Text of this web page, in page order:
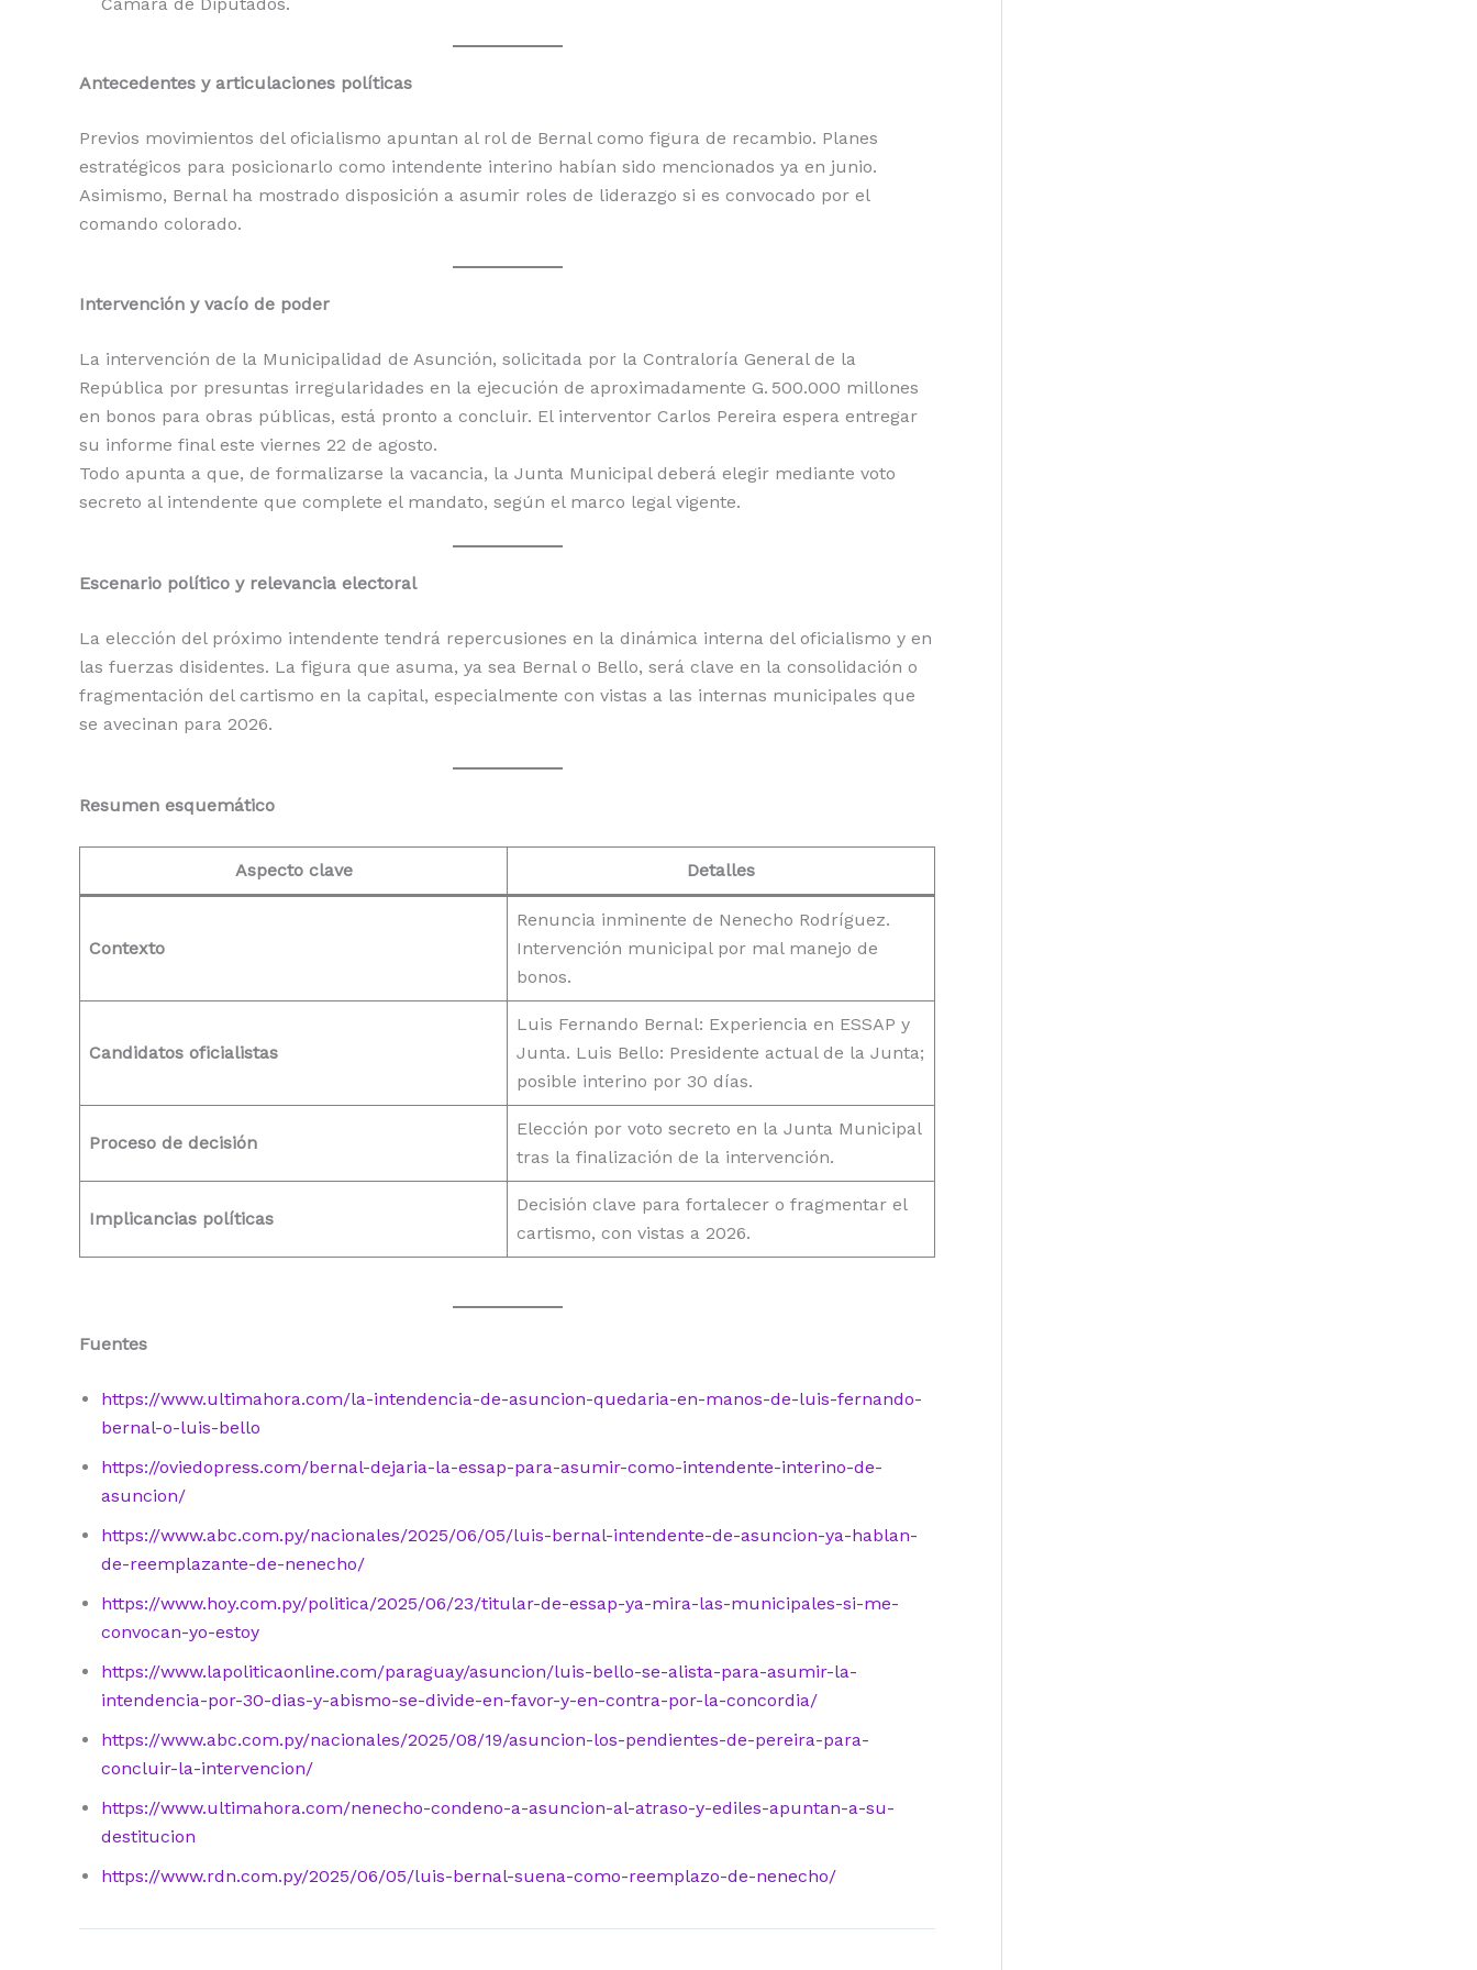
Antecedentes y articulaciones políticas
Previos movimientos del oficialismo apuntan al rol de Bernal como figura de recambio. Planes
estratégicos para posicionarlo como intendente interino habían sido mencionados ya en junio.
Asimismo, Bernal ha mostrado disposición a asumir roles de liderazgo si es convocado por el
comando colorado.
Intervención y vacío de poder
La intervención de la Municipalidad de Asunción, solicitada por la Contraloría General de la
República por presuntas irregularidades en la ejecución de aproximadamente G. 500.000 millones
en bonos para obras públicas, está pronto a concluir. El interventor Carlos Pereira espera entregar
su informe final este viernes 22 de agosto.
Todo apunta a que, de formalizarse la vacancia, la Junta Municipal deberá elegir mediante voto
secreto al intendente que complete el mandato, según el marco legal vigente.
Escenario político y relevancia electoral
La elección del próximo intendente tendrá repercusiones en la dinámica interna del oficialismo y en
las fuerzas disidentes. La figura que asuma, ya sea Bernal o Bello, será clave en la consolidación o
fragmentación del cartismo en la capital, especialmente con vistas a las internas municipales que
se avecinan para 2026.
Resumen esquemático
Aspecto clave Detalles
Contexto
Renuncia inminente de Nenecho Rodríguez.
Intervención municipal por mal manejo de
bonos.
Candidatos oficialistas
Luis Fernando Bernal: Experiencia en ESSAP y
Junta. Luis Bello: Presidente actual de la Junta;
posible interino por 30 días.
Proceso de decisión
Elección por voto secreto en la Junta Municipal
tras la finalización de la intervención.
Implicancias políticas
Decisión clave para fortalecer o fragmentar el
cartismo, con vistas a 2026.
Fuentes
https://www.ultimahora.com/la-intendencia-de-asuncion-quedaria-en-manos-de-luis-fernando-
bernal-o-luis-bello
https://oviedopress.com/bernal-dejaria-la-essap-para-asumir-como-intendente-interino-de-
asuncion/
https://www.abc.com.py/nacionales/2025/06/05/luis-bernal-intendente-de-asuncion-ya-hablan-
de-reemplazante-de-nenecho/
https://www.hoy.com.py/politica/2025/06/23/titular-de-essap-ya-mira-las-municipales-si-me-
convocan-yo-estoy
https://www.lapoliticaonline.com/paraguay/asuncion/luis-bello-se-alista-para-asumir-la-
intendencia-por-30-dias-y-abismo-se-divide-en-favor-y-en-contra-por-la-concordia/
https://www.abc.com.py/nacionales/2025/08/19/asuncion-los-pendientes-de-pereira-para-
concluir-la-intervencion/
https://www.ultimahora.com/nenecho-condeno-a-asuncion-al-atraso-y-ediles-apuntan-a-su-
destitucion
https://www.rdn.com.py/2025/06/05/luis-bernal-suena-como-reemplazo-de-nenecho/